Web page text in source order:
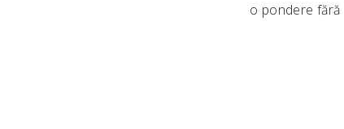
o pondere